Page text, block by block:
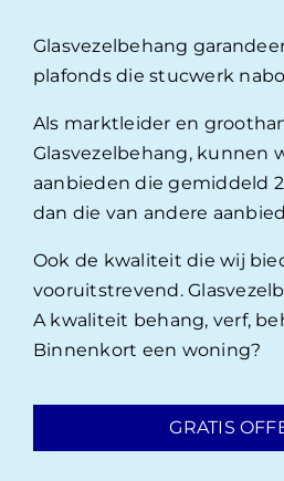
Glasvezelbehang
plafonds die stucwerk
Als marktleider en
Glasvezelbehang, kunnen
aanbieden die gemiddeld
dan die van andere
Ook de kwaliteit die wij
vooruitstrevend.
A kwaliteit behang, verf,
Binnenkort een woning?
GRATIS